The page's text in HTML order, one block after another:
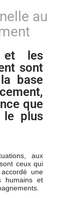
au
et les
sont
base
que
le plus
aux
ceux qui
une
humains et